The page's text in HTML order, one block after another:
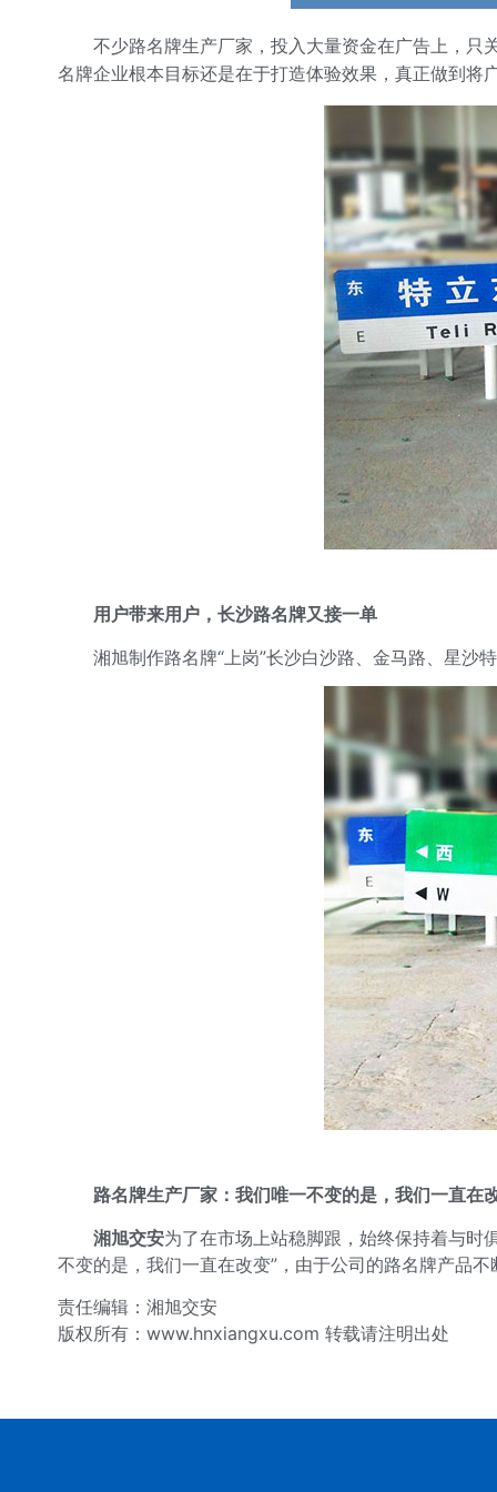
不少路名牌生产厂家，投入大量资金在广告上，只
名牌企业根本目标还是在于打造体验效果，真正做到
用户带来用户，长沙路名牌又接一单
湘旭制作路名牌“上岗”长沙白沙路、金马路、星沙
路名牌生产厂家：我们唯一不变的是，我们一直在
湘旭交安为了在市场上站稳脚跟，始终保持着与时
不变的是，我们一直在改变”，由于公司的路名牌产品
责任编辑：湘旭交安
版权所有：www.hnxiangxu.com 转载请注明出处